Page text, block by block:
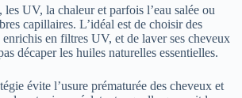
UV, la chaleur et parfois l’eau salée ou
capillaires. L’idéal est de choisir des
en filtres UV, et de laver ses cheveux
décaper les huiles naturelles essentielles.
évite l’usure prématurée des cheveux et